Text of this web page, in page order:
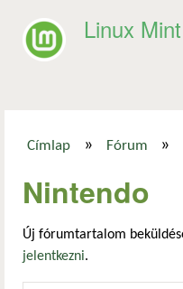
Linux
Címlap » Fórum »
Nintendo
Új fórumtartalom
jelentkezni.